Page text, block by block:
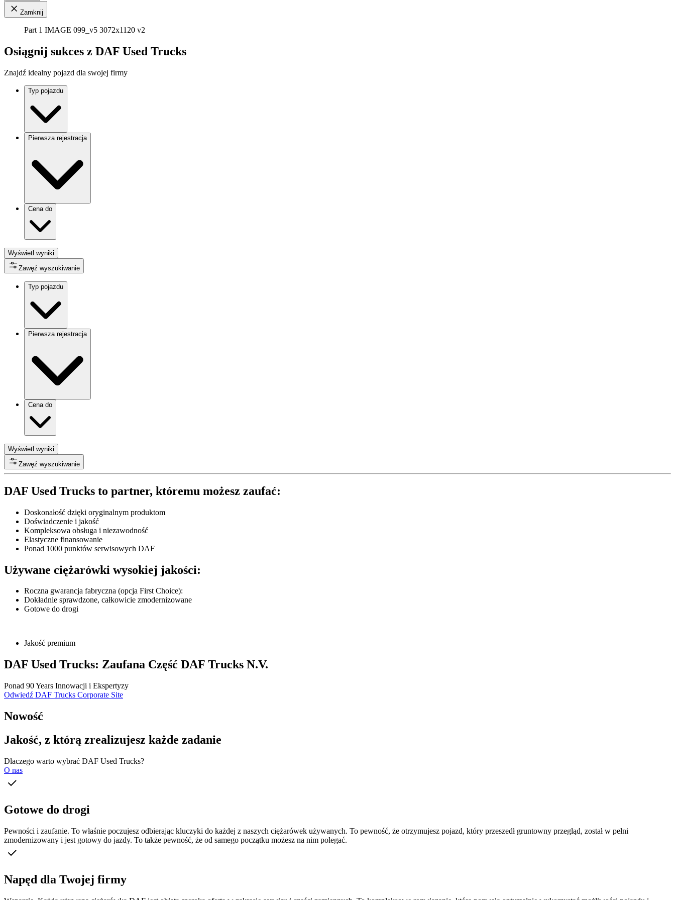
Zamknij
Part 1 IMAGE 099_v5 3072x1120 v2
Osiągnij sukces z DAF Used Trucks
Znajdź idealny pojazd dla swojej firmy
Typ pojazdu
Pierwsza rejestracja
Cena do
Wyświetl wyniki
Zawęź wyszukiwanie
Typ pojazdu
Pierwsza rejestracja
Cena do
Wyświetl wyniki
Zawęź wyszukiwanie
DAF Used Trucks to partner, któremu możesz zaufać:
Doskonałość dzięki oryginalnym produktom
Doświadczenie i jakość
Kompleksowa obsługa i niezawodność
Elastyczne finansowanie
Ponad 1000 punktów serwisowych DAF
Używane ciężarówki wysokiej jakości:
Roczna gwarancja fabryczna (opcja First Choice):
Dokładnie sprawdzone, całkowicie zmodernizowane
Gotowe do drogi
Jakość premium
DAF Used Trucks: Zaufana Część DAF Trucks N.V.
Ponad 90 Years Innowacji i Ekspertyzy
Odwiedź DAF Trucks Corporate Site
Nowość
Jakość, z którą zrealizujesz każde zadanie
Dlaczego warto wybrać DAF Used Trucks?
O nas
Gotowe do drogi
Pewności i zaufanie. To właśnie poczujesz odbierając kluczyki do każdej z naszych ciężarówek używanych. To pewność, że otrzymujesz pojazd, który przeszedł gruntowny przegląd, został w pełni
zmodernizowany i jest gotowy do jazdy. To także pewność, że od samego początku możesz na nim polegać.
Napęd dla Twojej firmy